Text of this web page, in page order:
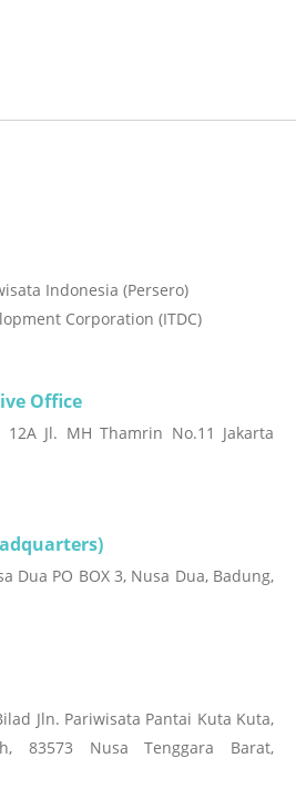
Indonesia (Persero)
Corporation (ITDC)
Office
Jl. MH Thamrin No.11 Jakarta
Dua PO BOX 3, Nusa Dua, Badung,
Jln. Pariwisata Pantai Kuta Kuta,
83573 Nusa Tenggara Barat,